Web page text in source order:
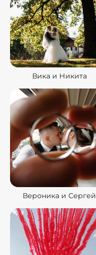
Вика и Никита
Вероника и Сергей